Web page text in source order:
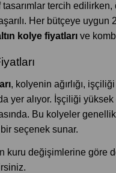
tercih edilirken,
Her bütçeye uygun
kolye fiyatları ve
, kolyenin ağırlığı,
yer alıyor. İşçiliği
Bu kolyeler
seçenek sunar.
kuru değişimlerine göre